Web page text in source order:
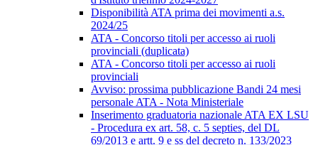
Disponibilità ATA prima dei movimenti a.s.
2024/25
ATA - Concorso titoli per accesso ai ruoli
provinciali (duplicata)
ATA - Concorso titoli per accesso ai ruoli
provinciali
Avviso: prossima pubblicazione Bandi 24 mesi
personale ATA - Nota Ministeriale
Inserimento graduatoria nazionale ATA EX LSU
- Procedura ex art. 58, c. 5 septies, del DL
69/2013 e artt. 9 e ss del decreto n. 133/2023